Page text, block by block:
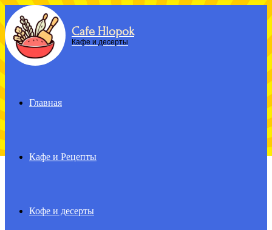
Menu Cafe Hlopok
Кафе и десерты
Главная
Кафе и Рецепты
Кофе и десерты